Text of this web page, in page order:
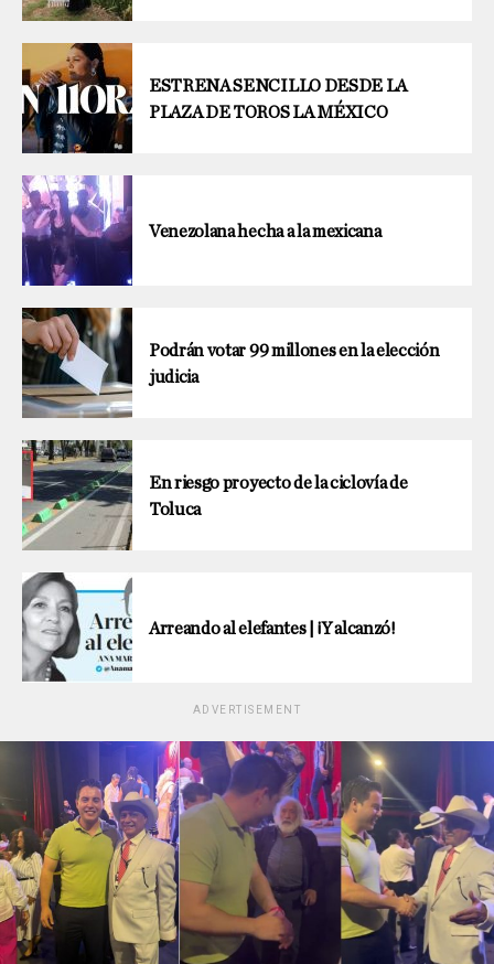
ESTRENA SENCILLO DESDE LA
PLAZA DE TOROS LA MÉXICO
Venezolana hecha a la mexicana
Podrán votar 99 millones en la elección
judicia
En riesgo proyecto de la ciclovía de
Toluca
Arreando al elefantes | ¡Y alcanzó!
ADVERTISEMENT